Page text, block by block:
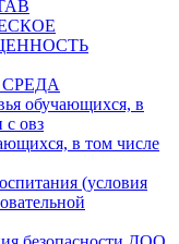
обучающихся, в
с овз
в том числе
(условия